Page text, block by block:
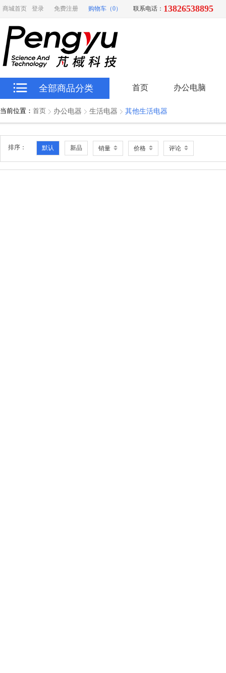
商城首页 登录 免费注册 购物车（0） 联系电话： 13826538895
全部商品分类 首页 办公电脑
当前位置： 首页 办公电器 生活电器 其他生活电器
排序： 默认 新品 销量 价格 评论